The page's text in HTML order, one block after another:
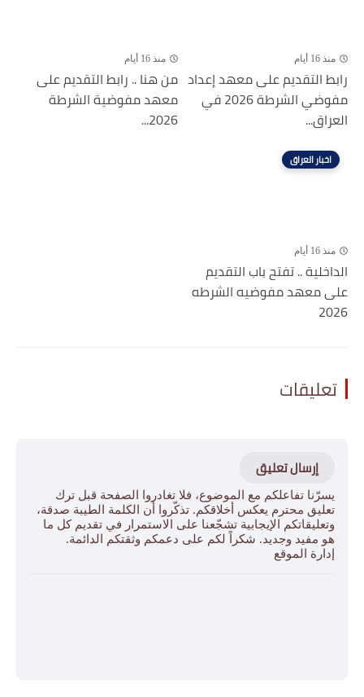
منذ 16 أيام
رابط التقديم على معهد إعداد
مفوضي الشرطة 2026 في
العراق...
منذ 16 أيام
من هنا .. رابط التقديم على
معهد مفوضية الشرطة
2026...
اخبار العراق
منذ 16 أيام
الداخلية .. تفتح باب التقديم
على معهد مفوضيه الشرطه
2026
تعليقات
إرسال تعليق
يسرّنا تفاعلكم مع الموضوع، فلا تغادروا الصفحة قبل ترك
تعليق محترم يعكس أخلاقكم. تذكّروا أن الكلمة الطيبة صدقة،
وتعليقاتكم الإيجابية تشجّعنا على الاستمرار في تقديم كل ما
هو مفيد وجديد. شكراً لكم على دعمكم وثقتكم الدائمة.
إدارة الموقع